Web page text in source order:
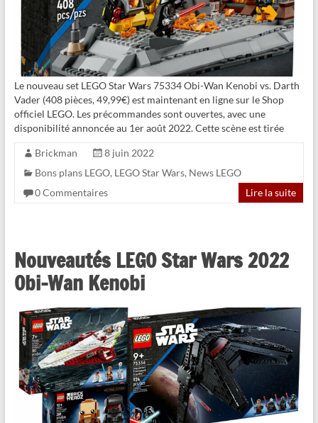
Le nouveau set LEGO Star Wars 75334 Obi-Wan Kenobi vs. Darth
Vader (408 pièces, 49,99€) est maintenant en ligne sur le Shop
officiel LEGO. Les précommandes sont ouvertes, avec une
disponibilité annoncée au 1er août 2022. Cette scène est tirée
Brickman
8 juin 2022
Bons plans LEGO, LEGO Star Wars, News LEGO
0 Commentaires
Lire la suite
Nouveautés LEGO Star Wars 2022
Obi-Wan Kenobi